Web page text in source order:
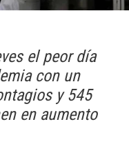
el peor día
con un
y 545
en aumento